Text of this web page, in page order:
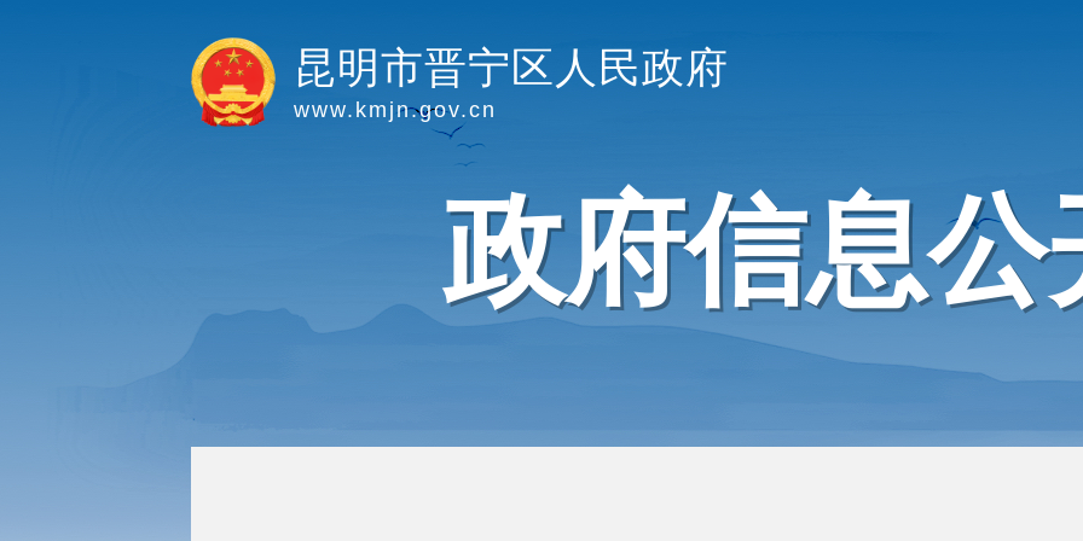
昆明市晋宁区人民政府
www.kmjn.gov.cn
政府信息公